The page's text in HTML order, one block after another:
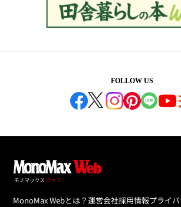
FOLLOW US
MonoMax Webとは？運営会社採用情報プライ